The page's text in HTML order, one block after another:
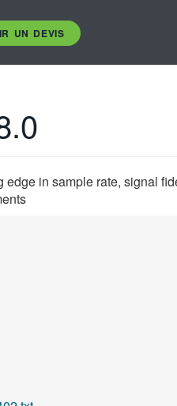
UN DEVIS
in sample rate, signal